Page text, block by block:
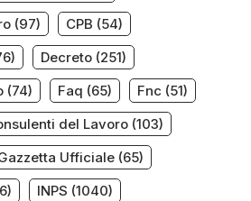
(97) CPB (54)
Decreto (251)
(74) Faq (65) Fnc (51)
del Lavoro (103)
Ufficiale (65)
INPS (1040)